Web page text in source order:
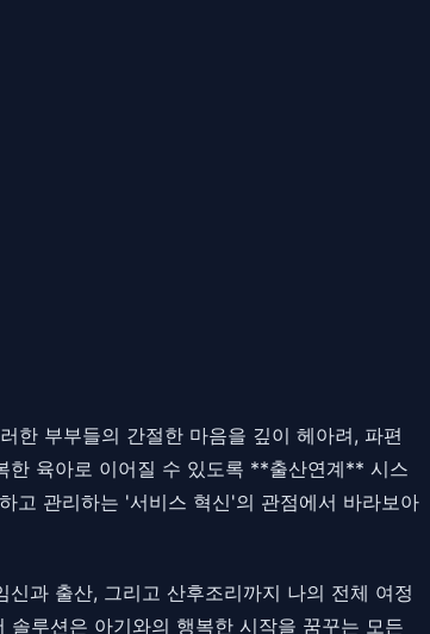
한 부부들의 간절한 마음을 깊이 헤아려, 파편
한 육아로 이어질 수 있도록 **출산연계** 시스
고 관리하는 '서비스 혁신'의 관점에서 바라보아
과 출산, 그리고 산후조리까지 나의 전체 여정
루션은 아기와의 행복한 시작을 꿈꾸는 모든